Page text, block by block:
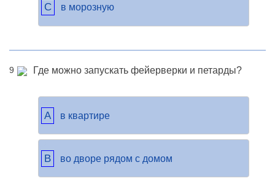
C в морозную
9 Где можно запускать фейерверки и петарды?
A в квартире
B во дворе рядом с домом